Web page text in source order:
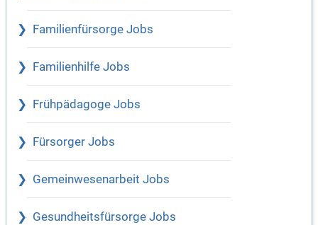
Familienfürsorge Jobs
Familienhilfe Jobs
Frühpädagoge Jobs
Fürsorger Jobs
Gemeinwesenarbeit Jobs
Gesundheitsfürsorge Jobs